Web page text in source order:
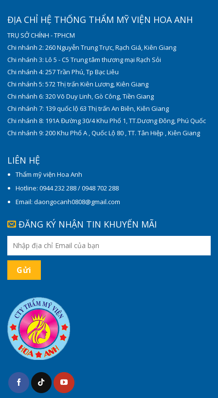
ĐỊA CHỈ HỆ THỐNG THẨM MỸ VIỆN HOA ANH
TRỤ SỞ CHÍNH - TPHCM
Chi nhánh 2: 260 Nguyễn Trung Trực, Rạch Giá, Kiên Giang
Chi nhánh 3: Lô 5 - C5 Trung tâm thương mại Rạch Sỏi
Chi nhánh 4: 257 Trần Phú, Tp Bạc Liêu
Chi nhánh 5: 572 Thị trấn Kiên Lương, Kiên Giang
Chi nhánh 6: 320 Võ Duy Linh, Gò Công, Tiền Giang
Chi nhánh 7: 139 quốc lộ 63 Thị trấn An Biên, Kiên Giang
Chi nhánh 8: 191A Đường 30/4 Khu Phố 1, TT.Dương Đông, Phú Quốc
Chi nhánh 9: 200 Khu Phố A , Quốc Lộ 80 , TT. Tân Hiệp , Kiên Giang
LIÊN HỆ
Thẩm mỹ viện Hoa Anh
Hotline: 0944 232 288 / 0948 702 288
Email: daongocanh0808@gmail.com
ĐĂNG KÝ NHẬN TIN KHUYẾN MÃI